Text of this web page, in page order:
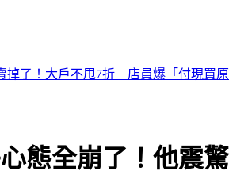
息疑慮意外減緩！標普、那指「雙開高」
態全崩了！他震驚